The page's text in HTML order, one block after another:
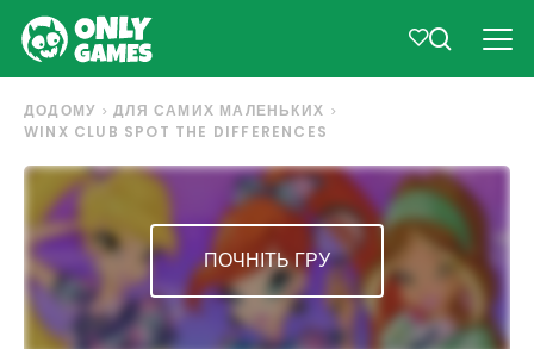
ДОДОМУ
ДЛЯ САМИХ МАЛЕНЬКИХ
WINX CLUB SPOT THE DIFFERENCES
ПОЧНІТЬ ГРУ